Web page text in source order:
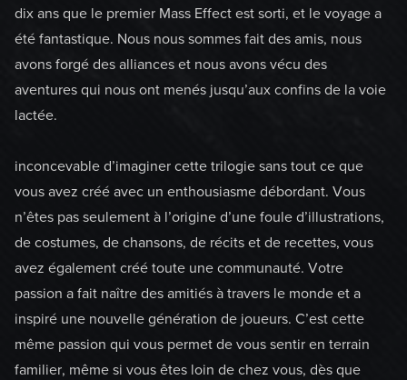
dix ans que le premier Mass Effect est sorti, et le voyage a
été fantastique. Nous nous sommes fait des amis, nous
avons forgé des alliances et nous avons vécu des
aventures qui nous ont menés jusqu’aux confins de la voie
lactée.
inconcevable d’imaginer cette trilogie sans tout ce que
vous avez créé avec un enthousiasme débordant. Vous
n’êtes pas seulement à l’origine d’une foule d’illustrations,
de costumes, de chansons, de récits et de recettes, vous
avez également créé toute une communauté. Votre
passion a fait naître des amitiés à travers le monde et a
inspiré une nouvelle génération de joueurs. C’est cette
même passion qui vous permet de vous sentir en terrain
familier, même si vous êtes loin de chez vous, dès que